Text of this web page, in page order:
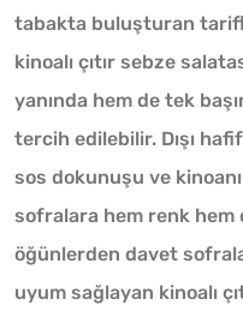
tabakta buluşturan
kinoalı çıtır sebze
yanında hem de tek
tercih edilebilir. Dışı
sos dokunuşu ve
sofralara hem renk hem
öğünlerden davet
uyum sağlayan kinoalı